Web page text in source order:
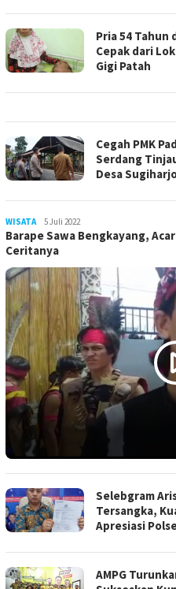
Pria 54 Tahun
Cepak dari
Gigi Patah
Cegah PMK
Serdang
Desa
WISATALilikAbdi
5 Juli 2022
Barape Sawa Bengkayang,
Ceritanya
Selebgram
Tersangka,
Apresiasi
AMPG